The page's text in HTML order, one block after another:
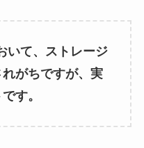
いて、ストレージ
がちですが、実
す。